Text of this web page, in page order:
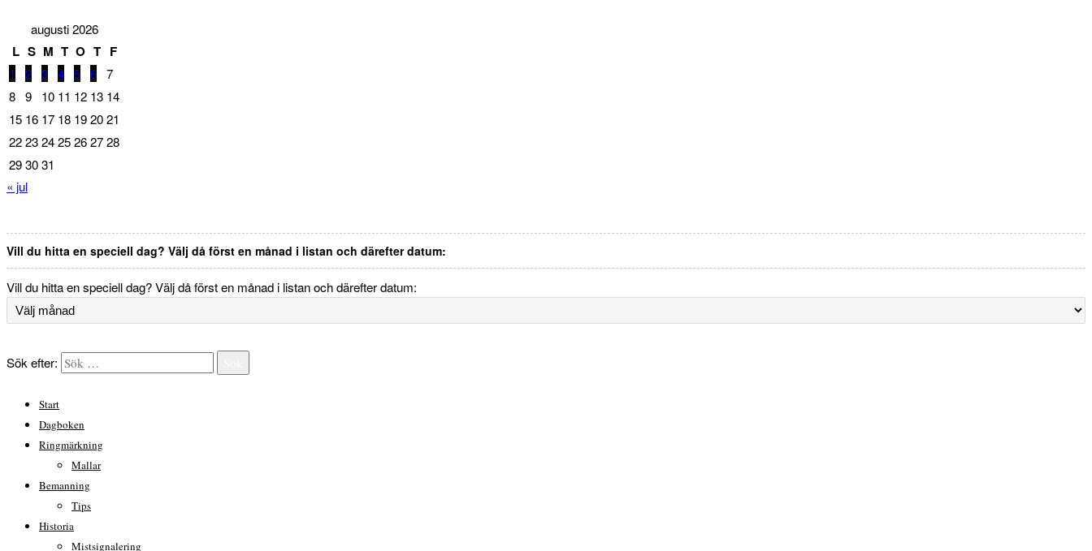
augusti 2026
L S M T O T F
1 2 3 4 5 6 7
8 9 10 11 12 13 14
15 16 17 18 192021
22232425262728
293031
« jul
Vill du hitta en speciell dag? Välj då först en månad i listan och därefter datum:
Vill du hitta en speciell dag? Välj då först en månad i listan och därefter datum:
Sök efter:
Start
Dagboken
Ringmärkning
Mallar
Bemanning
Tips
Historia
Mistsignalering